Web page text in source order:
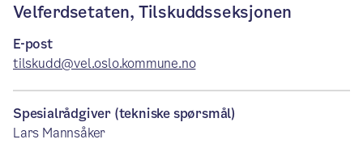
Velferdsetaten, Tilskuddsseksjonen
E-post
tilskudd@vel.oslo.kommune.no
Spesialrådgiver (tekniske spørsmål)
Lars Mannsåker